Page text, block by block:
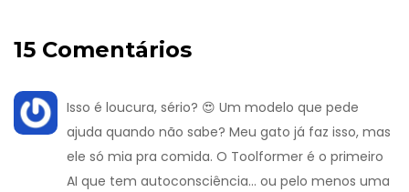
15 Comentários
Isso é loucura, sério? 😍 Um modelo que pede
ajuda quando não sabe? Meu gato já faz isso, mas
ele só mia pra comida. O Toolformer é o primeiro
AI que tem autoconsciência... ou pelo menos uma